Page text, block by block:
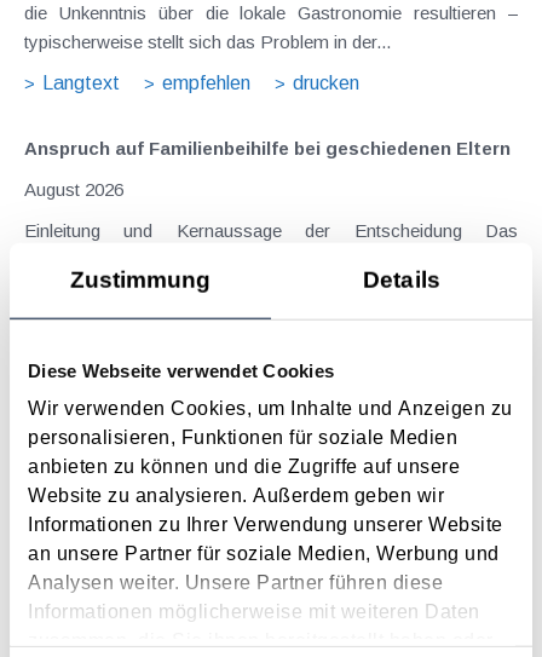
Zustimmung Details
Diese Webseite verwendet Cookies
Wir verwenden Cookies, um Inhalte und Anzeigen zu
personalisieren, Funktionen für soziale Medien
anbieten zu können und die Zugriffe auf unsere
Website zu analysieren. Außerdem geben wir
Informationen zu Ihrer Verwendung unserer Website
an unsere Partner für soziale Medien, Werbung und
Analysen weiter. Unsere Partner führen diese
Informationen möglicherweise mit weiteren Daten
die Unkenntnis über die lokale Gastronomie resultieren –
typischerweise stellt sich das Problem in der...
Langtext
empfehlen drucken
Anspruch auf Familienbeihilfe bei geschiedenen Eltern
August 2026
Einleitung und Kernaussage der Entscheidung Das
hatte sich mit der Frage auseinanderzusetzen, welchem
Elternteil nach einer Scheidung die Familienbeihilfe zusteht,
eines...
Langtext
empfehlen drucken
FAQ zum Energiekostenzuschuss - Update
März 2023
Um die Komplexität der Thematik Energiekostenzuschuss in
den Griff zu bekommen, gibt es umfangreiche von der aws
veröffentlichte FAQ (frequently asked questions). Der
Fragenkatalog wurde zuletzt Ende Jänner 2023 aktualisiert